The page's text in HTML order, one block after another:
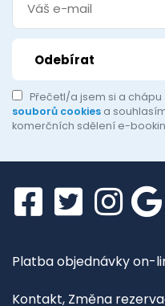
Přečetl/a jsem si a chápu
souborů cookies a
komerčních sdělení e-
Platba objednávky on-
Kontakt, Změna